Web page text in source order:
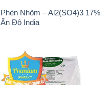
Phèn Nhôm – Al2(SO4)3 17%
Ấn Độ India